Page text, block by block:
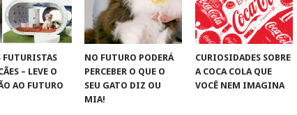
FUTURISTAS
– LEVE O
AO FUTURO
NO FUTURO PODERÁ
PERCEBER O QUE O
SEU GATO DIZ OU
MIA!
CURIOSIDADES SOBRE
A COCA COLA QUE
VOCÊ NEM IMAGINA